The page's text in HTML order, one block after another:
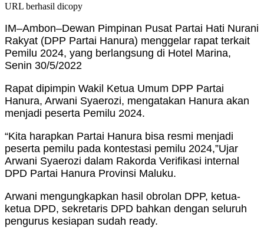
URL berhasil dicopy
IM–Ambon–Dewan Pimpinan Pusat Partai Hati Nurani
Rakyat (DPP Partai Hanura) menggelar rapat terkait
Pemilu 2024, yang berlangsung di Hotel Marina,
Senin 30/5/2022
Rapat dipimpin Wakil Ketua Umum DPP Partai
Hanura, Arwani Syaerozi, mengatakan Hanura akan
menjadi peserta Pemilu 2024.
“Kita harapkan Partai Hanura bisa resmi menjadi
peserta pemilu pada kontestasi pemilu 2024,”Ujar
Arwani Syaerozi dalam Rakorda Verifikasi internal
DPD Partai Hanura Provinsi Maluku.
Arwani mengungkapkan hasil obrolan DPP, ketua-
ketua DPD, sekretaris DPD bahkan dengan seluruh
pengurus kesiapan sudah ready.